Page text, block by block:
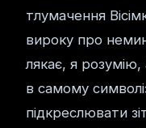
тлумачення
вироку про
лякає, я
в самому
підкреслювати